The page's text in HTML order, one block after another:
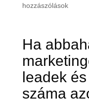
hozzászólások
Ha
leadek
száma